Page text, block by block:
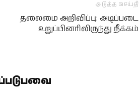
அடுத்த செய்தி
தலைமை அறிவிப்பு: அடிப்படை
உறுப்பினரிலிருந்து நீக்கம்